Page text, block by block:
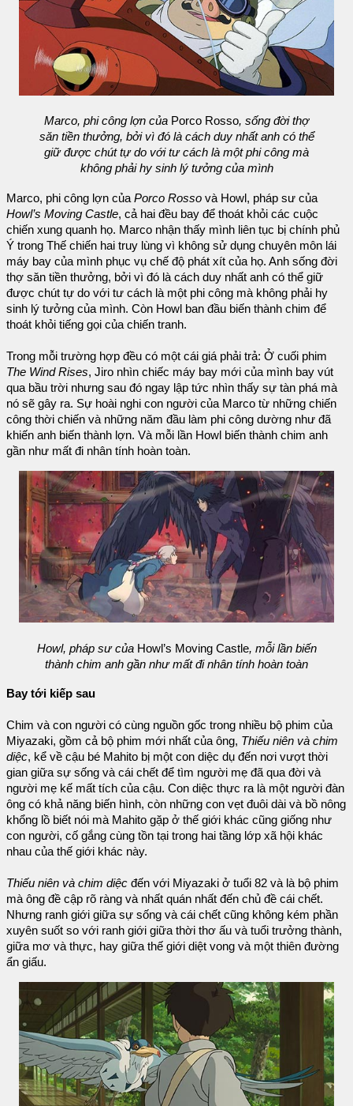
Marco, phi công lợn của Porco Rosso, sống đời thợ
săn tiền thưởng, bởi vì đó là cách duy nhất anh có thể
giữ được chút tự do với tư cách là một phi công mà
không phải hy sinh lý tưởng của mình
Marco, phi công lợn của Porco Rosso và Howl, pháp sư của
Howl’s Moving Castle, cả hai đều bay để thoát khỏi các cuộc
chiến xung quanh họ. Marco nhận thấy mình liên tục bị chính phủ
Ý trong Thế chiến hai truy lùng vì không sử dụng chuyên môn lái
máy bay của mình phục vụ chế độ phát xít của họ. Anh sống đời
thợ săn tiền thưởng, bởi vì đó là cách duy nhất anh có thể giữ
được chút tự do với tư cách là một phi công mà không phải hy
sinh lý tưởng của mình. Còn Howl ban đầu biến thành chim để
thoát khỏi tiếng gọi của chiến tranh.
Trong mỗi trường hợp đều có một cái giá phải trả: Ở cuối phim
The Wind Rises, Jiro nhìn chiếc máy bay mới của mình bay vút
qua bầu trời nhưng sau đó ngay lập tức nhìn thấy sự tàn phá mà
nó sẽ gây ra. Sự hoài nghi con người của Marco từ những chiến
công thời chiến và những năm đầu làm phi công dường như đã
khiến anh biến thành lợn. Và mỗi lần Howl biến thành chim anh
gần như mất đi nhân tính hoàn toàn.
Howl, pháp sư của Howl’s Moving Castle, mỗi lần biến
thành chim anh gần như mất đi nhân tính hoàn toàn
Bay tới kiếp sau
Chim và con người có cùng nguồn gốc trong nhiều bộ phim của
Miyazaki, gồm cả bộ phim mới nhất của ông, Thiếu niên và chim
diệc, kể về cậu bé Mahito bị một con diệc dụ đến nơi vượt thời
gian giữa sự sống và cái chết để tìm người mẹ đã qua đời và
người mẹ kế mất tích của cậu. Con diệc thực ra là một người đàn
ông có khả năng biến hình, còn những con vẹt đuôi dài và bồ nông
khổng lồ biết nói mà Mahito gặp ở thế giới khác cũng giống như
con người, cố gắng cùng tồn tại trong hai tầng lớp xã hội khác
nhau của thế giới khác này.
Thiếu niên và chim diệc đến với Miyazaki ở tuổi 82 và là bộ phim
mà ông đề cập rõ ràng và nhất quán nhất đến chủ đề cái chết.
Nhưng ranh giới giữa sự sống và cái chết cũng không kém phần
xuyên suốt so với ranh giới giữa thời thơ ấu và tuổi trưởng thành,
giữa mơ và thực, hay giữa thế giới diệt vong và một thiên đường
ẩn giấu.